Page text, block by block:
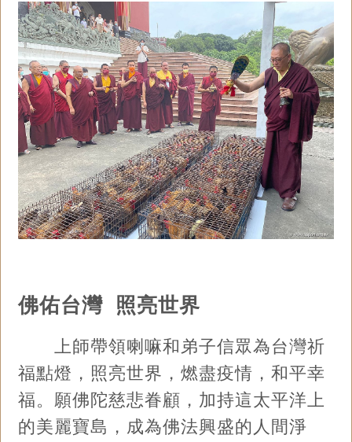
佛佑台灣 照亮世界
上師帶領喇嘛和弟子信眾為台灣祈
福點燈，照亮世界，燃盡疫情，和平幸
福。願佛陀慈悲眷顧，加持這太平洋上
的美麗寶島，成為佛法興盛的人間淨